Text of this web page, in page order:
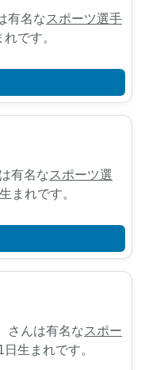
有名なスポーツ選手
です。
有名なスポーツ選
まれです。
さんは有名なスポー
生まれです。